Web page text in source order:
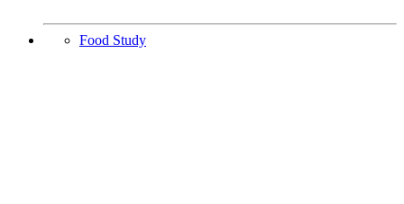
Food Study